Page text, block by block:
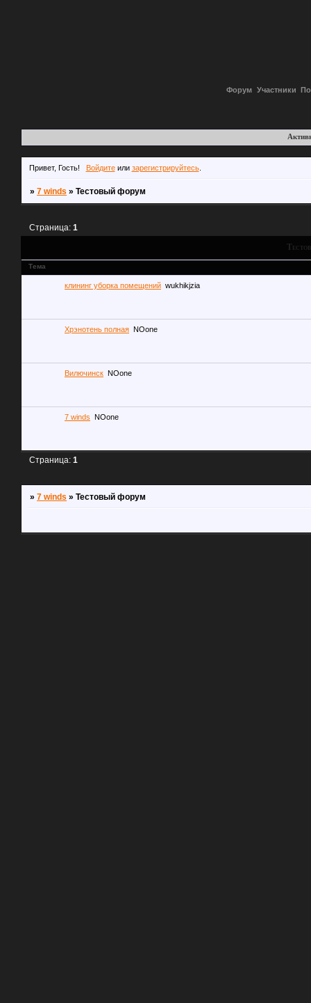
Форум Участники
Привет, Гость! Войдитеили зарегистрируйтесь.
»7 winds »Тестовый форум
Страница:1
Тема
клининг уборка помещений wukhikjzia
Хрэнотень полная NOone
Вилючинск NOone
7 winds NOone
Страница:1
»7 winds »Тестовый форум